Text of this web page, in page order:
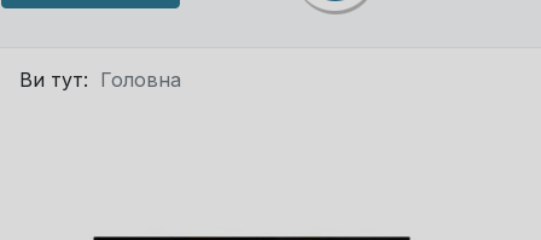
Ви тут: Головна